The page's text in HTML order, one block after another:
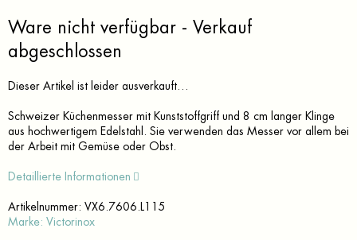
Ware nicht verfügbar - Verkauf
abgeschlossen
Dieser Artikel ist leider ausverkauft…
Schweizer Küchenmesser mit Kunststoffgriff und 8 cm langer Klinge
aus hochwertigem Edelstahl. Sie verwenden das Messer vor allem bei
der Arbeit mit Gemüse oder Obst.
Detaillierte Informationen
Artikelnummer: VX6.7606.L115
Marke: Victorinox